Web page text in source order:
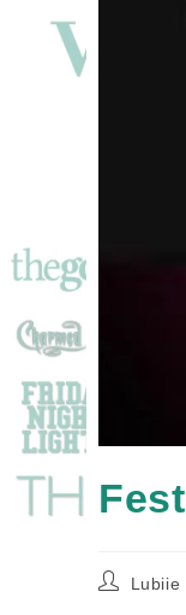
Auteur/
Lubiie